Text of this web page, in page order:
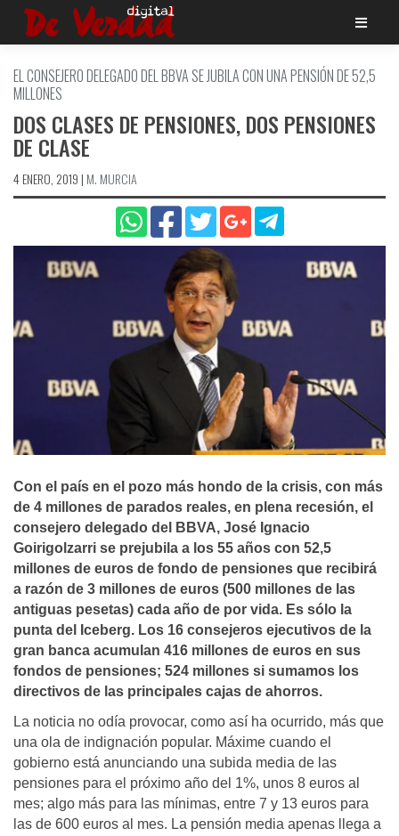
Saltar
EL CONSEJERO DELEGADO DEL BBVA SE JUBILA CON UNA PENSIÓN DE 52,5
MILLONES
DOS CLASES DE PENSIONES, DOS PENSIONES
DE CLASE
4 ENERO, 2019 | M. MURCIA
Con el paí­s en el pozo más hondo de la crisis, con más
de 4 millones de parados reales, en plena recesión, el
consejero delegado del BBVA, José Ignacio
Goirigolzarri se prejubila a los 55 años con 52,5
millones de euros de fondo de pensiones que recibirá
a razón de 3 millones de euros (500 millones de las
antiguas pesetas) cada año de por vida. Es sólo la
punta del Iceberg. Los 16 consejeros ejecutivos de la
gran banca acumulan 416 millones de euros en sus
fondos de pensiones; 524 millones si sumamos los
directivos de las principales cajas de ahorros.
La noticia no odía provocar, como así ha ocurrido, más que
una ola de indignación popular. Máxime cuando el
gobierno está anunciando una subida media de las
pensiones para el próximo año del 1%, unos 8 euros al
mes; algo más para las mínimas, entre 7 y 13 euros para
las de 600 euros al mes. La pensión media apenas llega a